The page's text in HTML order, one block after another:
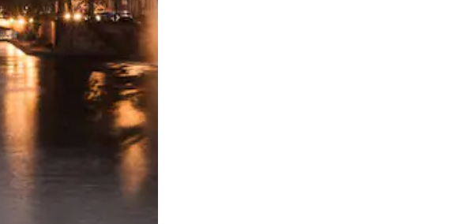
et en faisant glisser.